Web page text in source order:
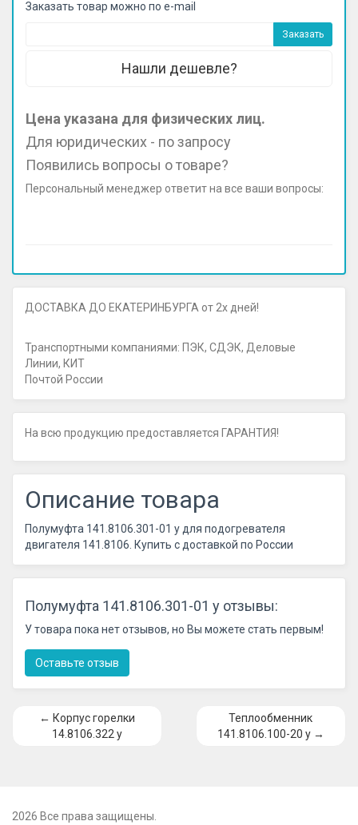
Заказать товар можно по e-mail
Нашли дешевле?
Цена указана для физических лиц.
Для юридических - по запросу
Появились вопросы о товаре?
Персональный менеджер ответит на все ваши вопросы:
ДОСТАВКА ДО ЕКАТЕРИНБУРГА от 2х дней!
Транспортными компаниями: ПЭК, СДЭК, Деловые
Линии, КИТ
Почтой России
На всю продукцию предоставляется ГАРАНТИЯ!
Описание товара
Полумуфта 141.8106.301-01 у для подогревателя
двигателя 141.8106. Купить с доставкой по России
Полумуфта 141.8106.301-01 у отзывы:
У товара пока нет отзывов, но Вы можете стать первым!
Оставьте отзыв
← Корпус горелки
14.8106.322 у
Теплообменник
141.8106.100-20 у →
2026 Все права защищены.